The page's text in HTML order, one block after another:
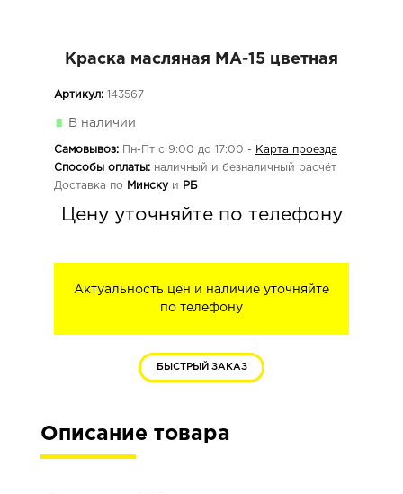
Краска масляная МА-15 цветная
Артикул: 143567
В наличии
Самовывоз: Пн-Пт с 9:00 до 17:00 -
Карта проезда
Способы оплаты: наличный и безналичный расчёт
Доставка по
Минску и РБ
Цену уточняйте по телефону
Актуальность цен и наличие уточняйте
по телефону
БЫСТРЫЙ ЗАКАЗ
Описание товара